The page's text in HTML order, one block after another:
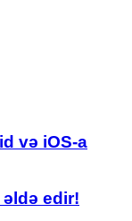
və iOS-a
edir!